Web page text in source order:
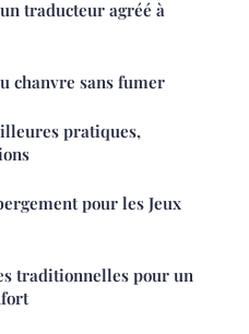
traducteur agréé à
chanvre sans fumer
pratiques,
pour les Jeux
traditionnelles pour un